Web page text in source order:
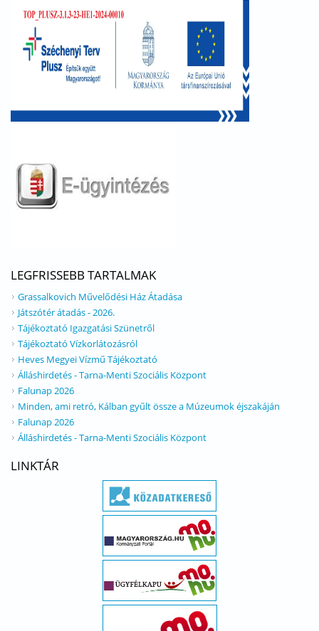
LEGFRISSEBB TARTALMAK
Grassalkovich Művelődési Ház Átadása
Játszótér átadás - 2026.
Tájékoztató Igazgatási Szünetről
Tájékoztató Vízkorlátozásról
Heves Megyei Vízmű Tájékoztató
Álláshirdetés - Tarna-Menti Szociális Központ
Falunap 2026
Minden, ami retró, Kálban gyűlt össze a Múzeumok éjszakáján
Falunap 2026
Álláshirdetés - Tarna-Menti Szociális Központ
LINKTÁR